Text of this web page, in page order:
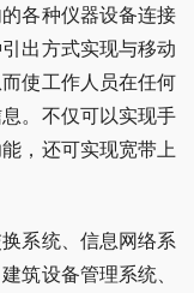
各种仪器设备连接
出方式实现与移动
使工作人员在任何
。不仅可以实现手
，还可实现宽带上
系统、信息网络系
筑设备管理系统、